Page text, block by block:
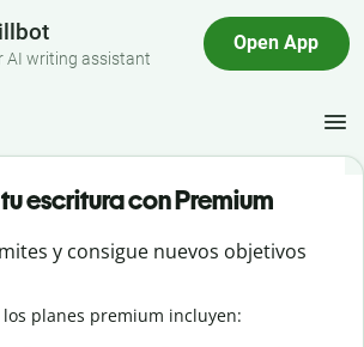
AI writing assistant
Open App
escritura con Premium
y consigue nuevos objetivos
los planes premium incluyen: